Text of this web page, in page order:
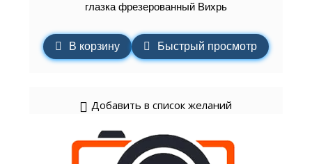
глазка фрезерованный Вихрь
В корзину Быстрый просмотр
Добавить в список желаний